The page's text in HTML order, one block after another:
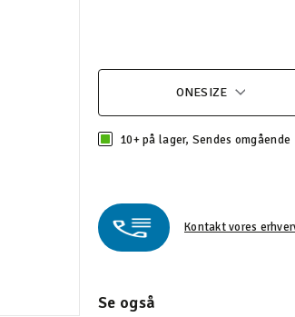
ONESIZE
10+ på lager, Sendes omgående
Kontakt vores
Se også